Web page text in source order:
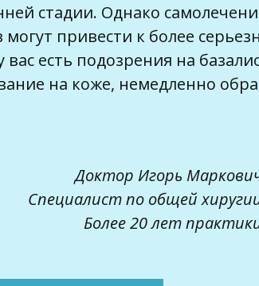
стадии. Однако
привести к более
вас есть подозрения на
на коже, немедленно
Доктор Игорь
Специалист по общей
Более 20 лет